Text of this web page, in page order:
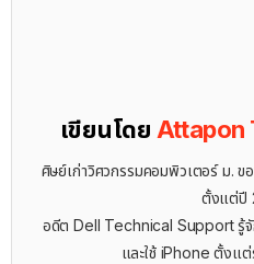
เขียนโดย Attapon
ศิษย์เก่าวิศวกรรมคอมพิวเตอร์ ม.
ตั้งแต่ปี
อดีต Dell Technical Support รู้
และใช้ iPhone ตั้งแ